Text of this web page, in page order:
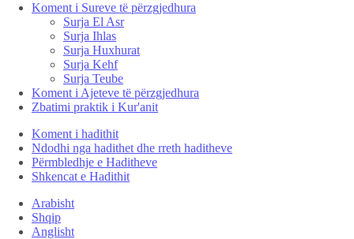
Koment i Sureve të përzgjedhura
Surja El Asr
Surja Ihlas
Surja Huxhurat
Surja Kehf
Surja Teube
Koment i Ajeteve të përzgjedhura
Zbatimi praktik i Kur'anit
Koment i hadithit
Ndodhi nga hadithet dhe rreth haditheve
Përmbledhje e Haditheve
Shkencat e Hadithit
Arabisht
Shqip
Anglisht